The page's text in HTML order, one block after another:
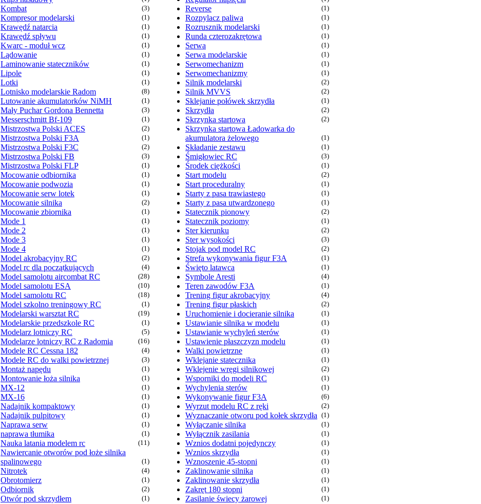
Kombat (3)
Kompresor modelarski (1)
Krawędź natarcia (1)
Krawędź spływu (1)
Kwarc - moduł wcz (1)
Lądowanie (1)
Laminowanie stateczników (1)
Lipole (1)
Lotki (1)
Lotnisko modelarskie Radom (8)
Lutowanie akumulatorków NiMH (1)
Mały Puchar Gordona Bennetta (3)
Messerschmitt Bf-109 (1)
Mistrzostwa Polski ACES (2)
Mistrzostwa Polski F3A (1)
Mistrzostwa Polski F3C (2)
Mistrzostwa Polski FB (3)
Mistrzostwa Polski FLP (1)
Mocowanie odbiornika (1)
Mocowanie podwozia (1)
Mocowanie serw lotek (1)
Mocowanie silnika (2)
Mocowanie zbiornika (1)
Mode 1 (1)
Mode 2 (1)
Mode 3 (1)
Mode 4 (1)
Model akrobacyjny RC (2)
Model rc dla początkujących (4)
Model samolotu aircombat RC (28)
Model samolotu ESA (10)
Model samolotu RC (18)
Model szkolno treningowy RC (1)
Modelarski warsztat RC (19)
Modelarskie przedszkole RC (1)
Modelarz lotniczy RC (5)
Modelarze lotniczy RC z Radomia (16)
Modele RC Cessna 182 (4)
Modele RC do walki powietrznej (3)
Montaż napędu (1)
Montowanie łoża silnika (1)
MX-12 (1)
MX-16 (1)
Nadajnik kompaktowy (1)
Nadajnik pulpitowy (1)
Naprawa serw (1)
naprawa tłumika (1)
Nauka latania modelem rc (11)
Nawiercanie otworów pod łoże silnika
spalinowego
(1)
Nitrotek (4)
Obrotomierz (1)
Odbiornik (2)
Otwór pod skrzydłem (1)
Reverse (1)
Rozpylacz paliwa (1)
Rozrusznik modelarski (1)
Runda czterozakrętowa (1)
Serwa (1)
Serwa modelarskie (1)
Serwomechanizm (1)
Serwomechanizmy (1)
Silnik modelarski (2)
Silnik MVVS (2)
Sklejanie połówek skrzydła (1)
Skrzydła (2)
Skrzynka startowa (2)
Skrzynka startowa Ładowarka do
akumulatora żelowego
(1)
Składanie zestawu (1)
Śmigłowiec RC (3)
Środek ciężkości (1)
Start modelu (2)
Start proceduralny (1)
Starty z pasa trawiastego (1)
Starty z pasa utwardzonego (1)
Statecznik pionowy (2)
Statecznik poziomy (1)
Ster kierunku (2)
Ster wysokości (3)
Stojak pod model RC (2)
Strefa wykonywania figur F3A (1)
Święto latawca (1)
Symbole Aresti (4)
Teren zawodów F3A (1)
Trening figur akrobacyjny (4)
Trening figur płaskich (2)
Uruchomienie i docieranie silnika (1)
Ustawianie silnika w modelu (1)
Ustawianie wychyleń sterów (1)
Ustawienie płaszczyzn modelu (1)
Walki powietrzne (1)
Wklejanie statecznika (1)
Wklejenie wręgi silnikowej (2)
Wsporniki do modeli RC (1)
Wychylenia sterów (1)
Wykonywanie figur F3A (6)
Wyrzut modelu RC z ręki (2)
Wyznaczanie otworu pod kołek skrzydła (1)
Wyłączanie silnika (1)
Wyłącznik zasilania (1)
Wznios dodatni pojedynczy (1)
Wznios skrzydła (1)
Wznoszenie 45-stopni (1)
Zaklinowanie silnika (1)
Zaklinowanie skrzydła (1)
Zakręt 180 stopni (1)
Zasilanie świecy żarowej (1)